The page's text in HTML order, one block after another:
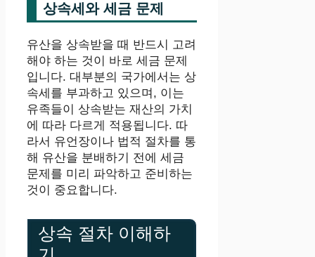
상속세와 세금 문제
유산을 상속받을 때 반드시 고려
해야 하는 것이 바로 세금 문제
입니다. 대부분의 국가에서는 상
속세를 부과하고 있으며, 이는
유족들이 상속받는 재산의 가치
에 따라 다르게 적용됩니다. 따
라서 유언장이나 법적 절차를 통
해 유산을 분배하기 전에 세금
문제를 미리 파악하고 준비하는
것이 중요합니다.
상속 절차 이해하